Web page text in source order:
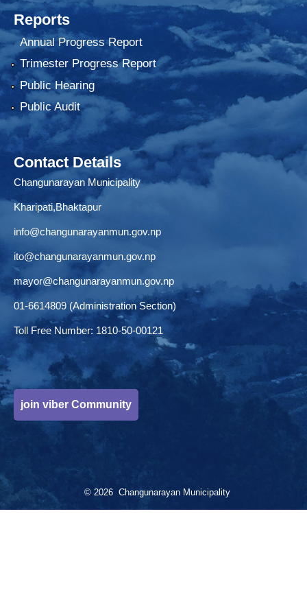
Reports
Annual Progress Report
Trimester Progress Report
Public Hearing
Public Audit
Contact Details
Changunarayan Municipality
Kharipati,Bhaktapur
info@changunarayanmun.gov.np
ito@changunarayanmun.gov.np
mayor@changunarayanmun.gov.np
01-6614809 (Administration Section)
Toll Free Number: 1810-50-00121
join viber Community
© 2026 Changunarayan Municipality